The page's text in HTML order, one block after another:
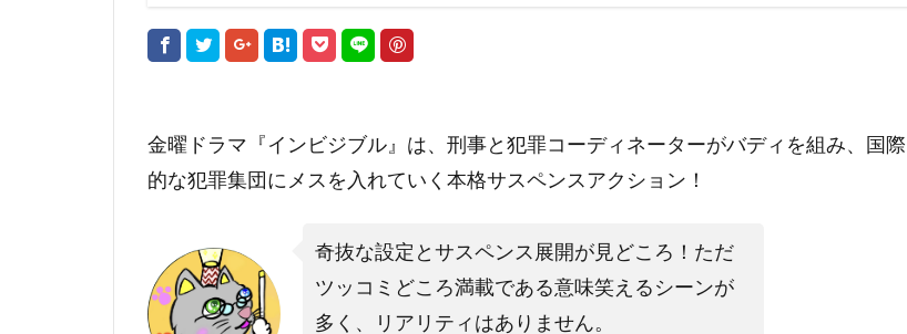
金曜ドラマ『インビジブル』は、刑事と犯罪コーディネーターがバディを組み、国際
的な犯罪集団にメスを入れていく本格サスペンスアクション！
奇抜な設定とサスペンス展開が見どころ！ただ
ツッコミどころ満載である意味笑えるシーンが
多く、リアリティはありません。